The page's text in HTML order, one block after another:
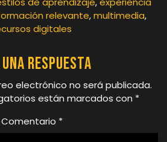
relevante,multimedia,
digitales
una respuesta
electrónico no será publicada.
están marcados con *
Comentario *